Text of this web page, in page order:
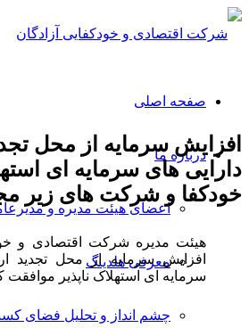
صفحه اصلی
درباره ما
اعضای هیئت مدیره و
معرفی هلدینگ
چشم انداز و تحلیل فضای
افزایش سرمایه از محل
دارايی های سرمايه ای
خودکفا و شرکت های زیر
هیئت مدیره شرکت اقتصادی و
افزایش سرمايه از محل تجديد
سرمايه ای استهلاک ناپذير موافقت